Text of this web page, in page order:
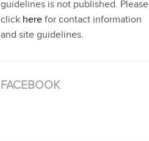
guidelines is not published. Please
click here for contact information
and site guidelines.
FACEBOOK